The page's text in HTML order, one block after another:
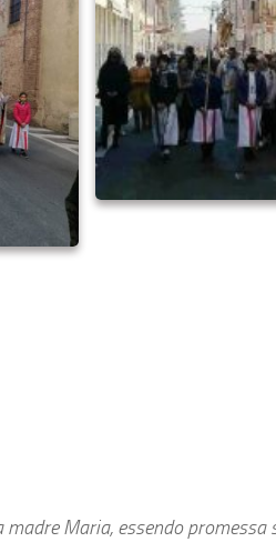
madre Maria, essendo promessa